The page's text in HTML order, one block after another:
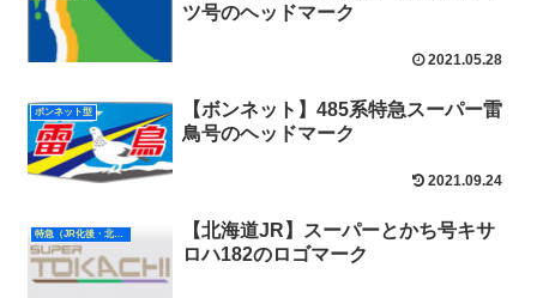
ツ号のヘッドマーク
2021.05.28
ボンネット型
【ボンネット】485系特急スーパー雷
鳥号のヘッドマーク
2021.09.24
【北海道JR】スーパーとかち号キサ
ロハ182のロゴマーク